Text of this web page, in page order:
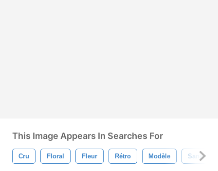
This Image Appears In Searches For
Cru Floral Fleur Rétro Modèle Sans